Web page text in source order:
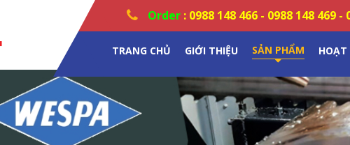
Order : 0988 148 466 - 0988 148 469 -
TRANG CHỦ GIỚI THIỆU SẢN PHẨM